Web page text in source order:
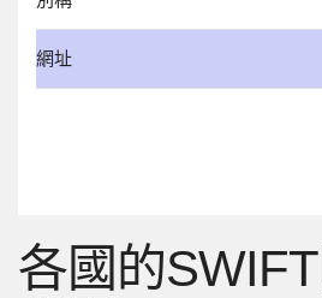
網址
各國的